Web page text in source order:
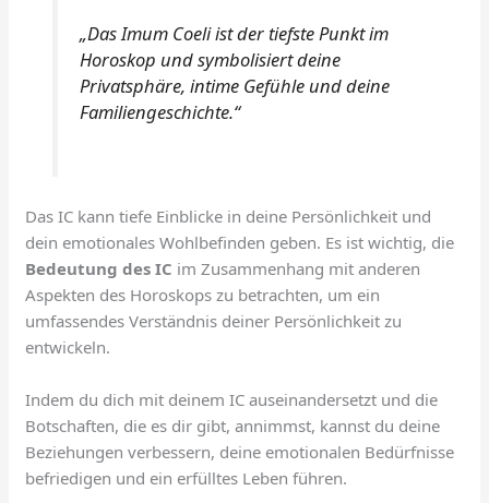
„Das Imum Coeli ist der tiefste Punkt im
Horoskop und symbolisiert deine
Privatsphäre, intime Gefühle und deine
Familiengeschichte.“
Das IC kann tiefe Einblicke in deine Persönlichkeit und
dein emotionales Wohlbefinden geben. Es ist wichtig, die
Bedeutung des IC im Zusammenhang mit anderen
Aspekten des Horoskops zu betrachten, um ein
umfassendes Verständnis deiner Persönlichkeit zu
entwickeln.
Indem du dich mit deinem IC auseinandersetzt und die
Botschaften, die es dir gibt, annimmst, kannst du deine
Beziehungen verbessern, deine emotionalen Bedürfnisse
befriedigen und ein erfülltes Leben führen.